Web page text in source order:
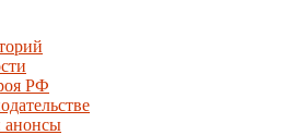
РФ
анонсы